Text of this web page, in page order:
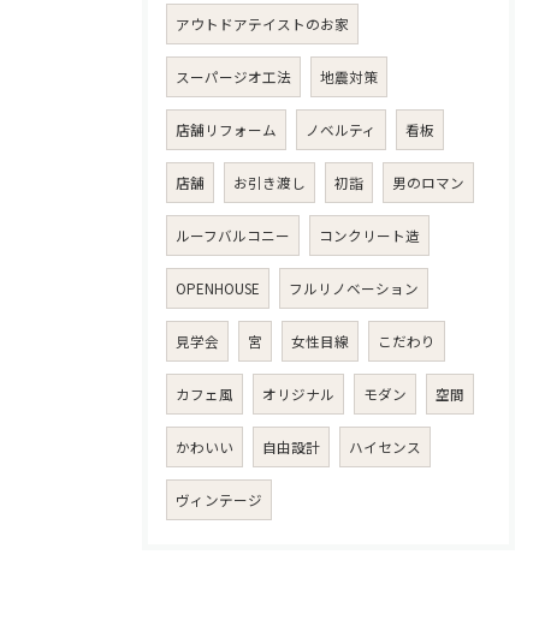
アウトドアテイストのお家
スーパージオ工法 地震対策
店舗リフォーム ノベルティ 看板
店舗 お引き渡し 初詣 男のロマン
ルーフバルコニー コンクリート造
OPENHOUSE フルリノベーション
見学会 宮 女性目線 こだわり
カフェ風 オリジナル モダン 空間
かわいい 自由設計 ハイセンス
ヴィンテージ